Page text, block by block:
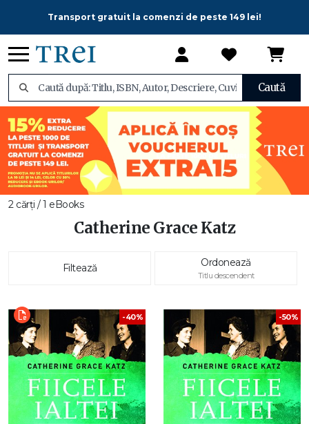
Transport gratuit la comenzi de peste 149 lei!
Caută
2 cărți / 1 eBooks
Catherine Grace Katz
Filtează Ordonează
Titlu descendent
-40% -50%